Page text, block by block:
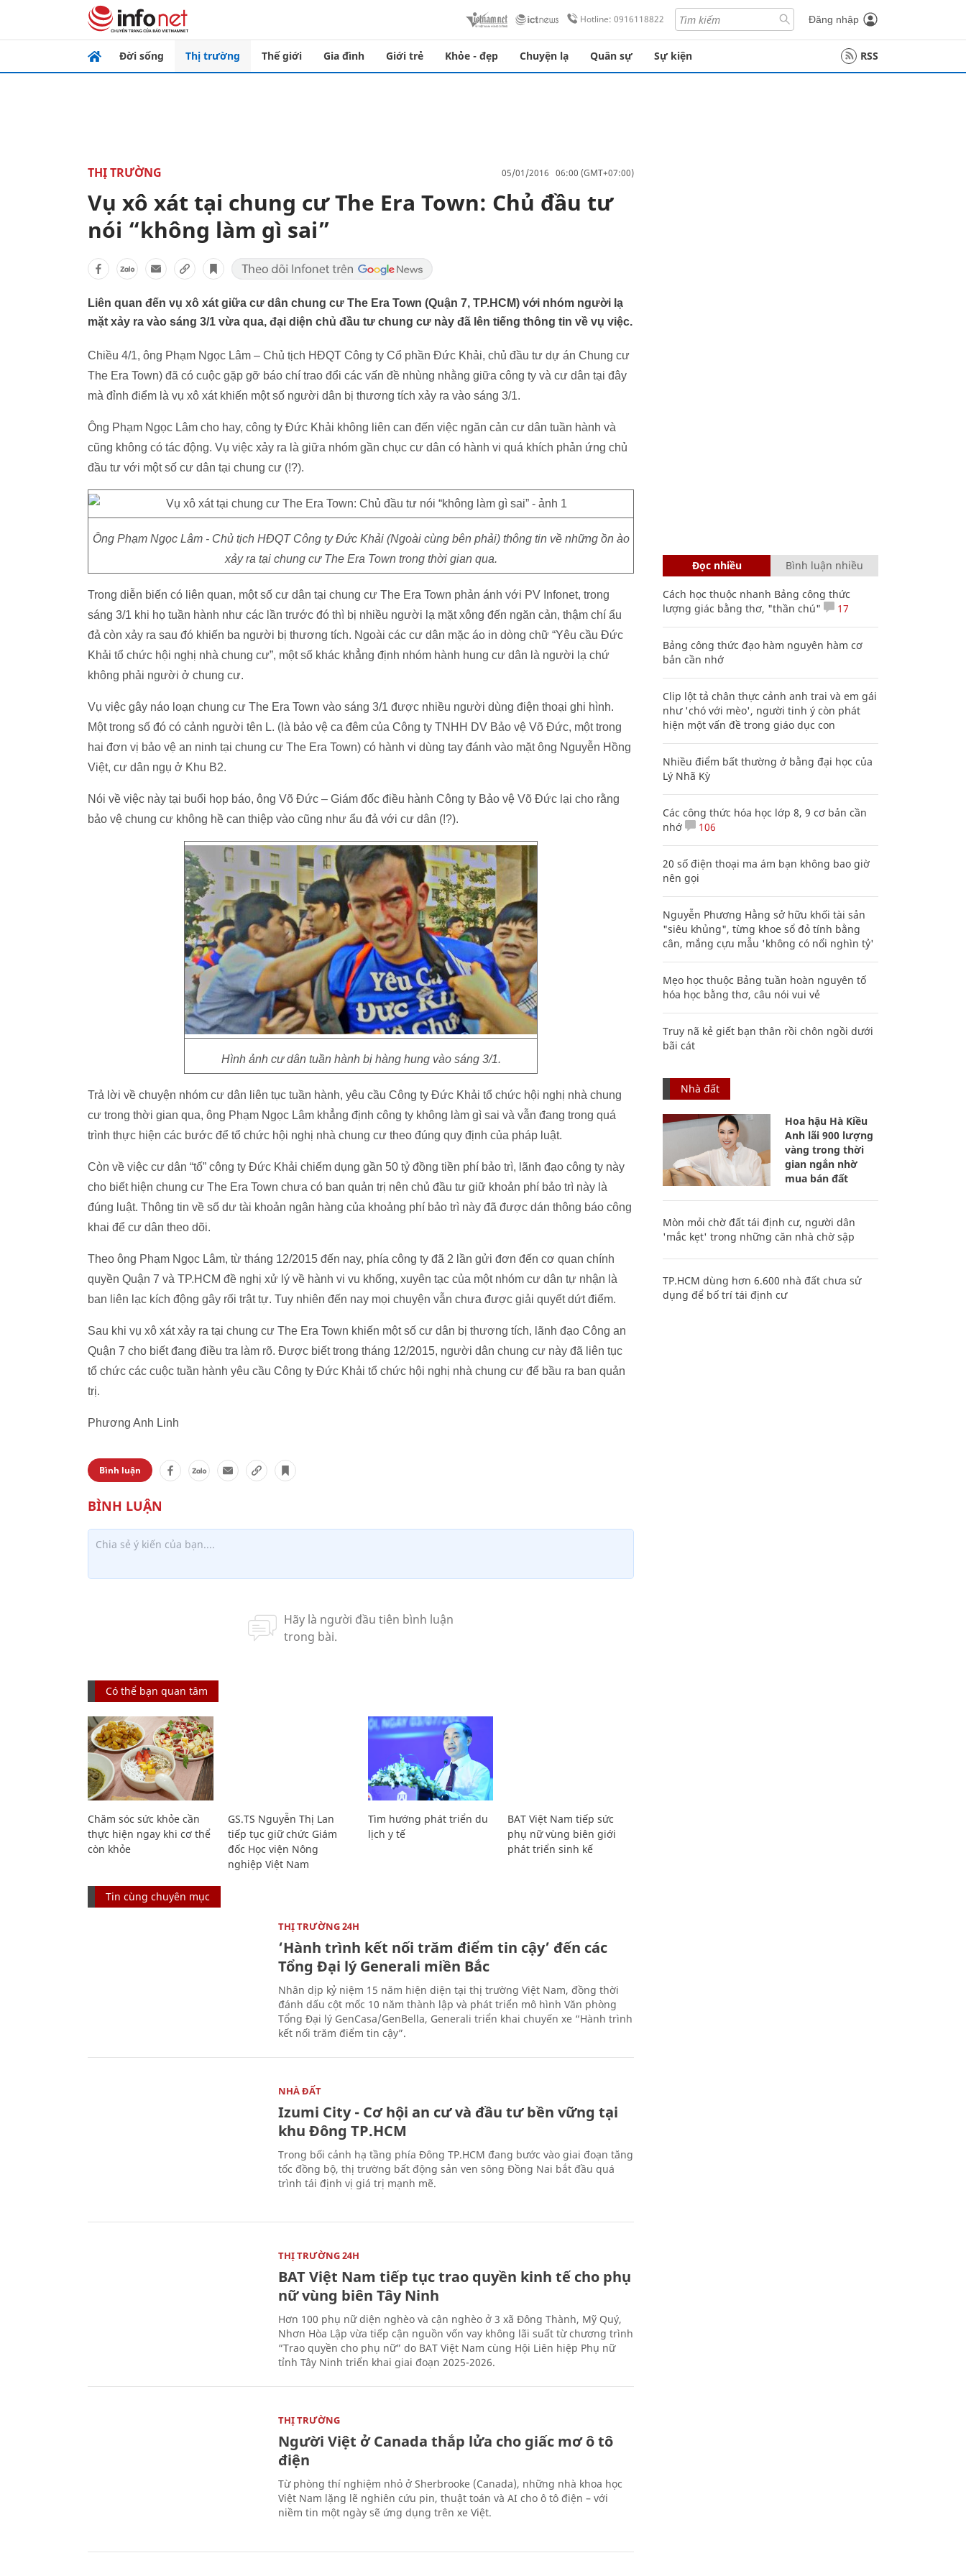
Hotline: 0916118822 Đăng nhập
Đời sống Thị trường Thế giới Gia đình Giới trẻ Khỏe - đẹp Chuyện lạ Quân sự Sự kiện RSS
THỊ TRƯỜNG 05/01/2016 06:00 (GMT+07:00)
Vụ xô xát tại chung cư The Era Town: Chủ đầu tư
nói “không làm gì sai”
Liên quan đến vụ xô xát giữa cư dân chung cư The Era Town (Quận 7, TP.HCM) với nhóm người lạ
mặt xảy ra vào sáng 3/1 vừa qua, đại diện chủ đầu tư chung cư này đã lên tiếng thông tin về vụ việc.
Chiều 4/1, ông Phạm Ngọc Lâm – Chủ tịch HĐQT Công ty Cổ phần Đức Khải, chủ đầu tư dự án Chung cư
The Era Town) đã có cuộc gặp gỡ báo chí trao đổi các vấn đề nhùng nhằng giữa công ty và cư dân tại đây
mà đỉnh điểm là vụ xô xát khiến một số người dân bị thương tích xảy ra vào sáng 3/1.
Ông Phạm Ngọc Lâm cho hay, công ty Đức Khải không liên can đến việc ngăn cản cư dân tuần hành và
cũng không có tác động. Vụ việc xảy ra là giữa nhóm gần chục cư dân có hành vi quá khích phản ứng chủ
đầu tư với một số cư dân tại chung cư (!?).
Ông Phạm Ngọc Lâm - Chủ tịch HĐQT Công ty Đức Khải (Ngoài cùng bên phải) thông tin về những ồn ào
xảy ra tại chung cư The Era Town trong thời gian qua.
Trong diễn biến có liên quan, một số cư dân tại chung cư The Era Town phản ánh với PV Infonet, trong
sáng 3/1 khi họ tuần hành như các lần trước đó thì bị nhiều người lạ mặt xông đến ngăn cản, thậm chí ẩu
đả còn xảy ra sau đó khiến ba người bị thương tích. Ngoài các cư dân mặc áo in dòng chữ “Yêu cầu Đức
Khải tổ chức hội nghị nhà chung cư”, một số khác khẳng định nhóm hành hung cư dân là người lạ chứ
không phải người ở chung cư.
Vụ việc gây náo loạn chung cư The Era Town vào sáng 3/1 được nhiều người dùng điện thoại ghi hình.
Một trong số đó có cảnh người tên L. (là bảo vệ ca đêm của Công ty TNHH DV Bảo vệ Võ Đức, một trong
hai đơn vị bảo vệ an ninh tại chung cư The Era Town) có hành vi dùng tay đánh vào mặt ông Nguyễn Hồng
Việt, cư dân ngụ ở Khu B2.
Nói về việc này tại buổi họp báo, ông Võ Đức – Giám đốc điều hành Công ty Bảo vệ Võ Đức lại cho rằng
bảo vệ chung cư không hề can thiệp vào cũng như ẩu đả với cư dân (!?).
Hình ảnh cư dân tuần hành bị hàng hung vào sáng 3/1.
Trả lời về chuyện nhóm cư dân liên tục tuần hành, yêu cầu Công ty Đức Khải tổ chức hội nghị nhà chung
cư trong thời gian qua, ông Phạm Ngọc Lâm khẳng định công ty không làm gì sai và vẫn đang trong quá
trình thực hiện các bước để tổ chức hội nghị nhà chung cư theo đúng quy định của pháp luật.
Còn về việc cư dân “tố” công ty Đức Khải chiếm dụng gần 50 tỷ đồng tiền phí bảo trì, lãnh đạo công ty này
cho biết hiện chung cư The Era Town chưa có ban quản trị nên chủ đầu tư giữ khoản phí bảo trì này là
đúng luật. Thông tin về số dư tài khoản ngân hàng của khoảng phí bảo trì này đã được dán thông báo công
khai để cư dân theo dõi.
Theo ông Phạm Ngọc Lâm, từ tháng 12/2015 đến nay, phía công ty đã 2 lần gửi đơn đến cơ quan chính
quyền Quận 7 và TP.HCM đề nghị xử lý về hành vi vu khống, xuyên tạc của một nhóm cư dân tự nhận là
ban liên lạc kích động gây rối trật tự. Tuy nhiên đến nay mọi chuyện vẫn chưa được giải quyết dứt điểm.
Sau khi vụ xô xát xảy ra tại chung cư The Era Town khiến một số cư dân bị thương tích, lãnh đạo Công an
Quận 7 cho biết đang điều tra làm rõ. Được biết trong tháng 12/2015, người dân chung cư này đã liên tục
tổ chức các cuộc tuần hành yêu cầu Công ty Đức Khải tổ chức hội nghị nhà chung cư để bầu ra ban quản
trị.
Phương Anh Linh
Bình luận
Có thể bạn quan tâm
Chăm sóc sức khỏe cần
thực hiện ngay khi cơ thể
còn khỏe
GS.TS Nguyễn Thị Lan
tiếp tục giữ chức Giám
đốc Học viện Nông
nghiệp Việt Nam
Tìm hướng phát triển du
lịch y tế
BAT Việt Nam tiếp sức
phụ nữ vùng biên giới
phát triển sinh kế
Tin cùng chuyên mục
THỊ TRƯỜNG 24H
‘Hành trình kết nối trăm điểm tin cậy’ đến các
Tổng Đại lý Generali miền Bắc
Nhân dịp kỷ niệm 15 năm hiện diện tại thị trường Việt Nam, đồng thời
đánh dấu cột mốc 10 năm thành lập và phát triển mô hình Văn phòng
Tổng Đại lý GenCasa/GenBella, Generali triển khai chuyến xe “Hành trình
kết nối trăm điểm tin cậy”.
NHÀ ĐẤT
Izumi City - Cơ hội an cư và đầu tư bền vững tại
khu Đông TP.HCM
Trong bối cảnh hạ tầng phía Đông TP.HCM đang bước vào giai đoạn tăng
tốc đồng bộ, thị trường bất động sản ven sông Đồng Nai bắt đầu quá
trình tái định vị giá trị mạnh mẽ.
THỊ TRƯỜNG 24H
BAT Việt Nam tiếp tục trao quyền kinh tế cho phụ
nữ vùng biên Tây Ninh
Hơn 100 phụ nữ diện nghèo và cận nghèo ở 3 xã Đông Thành, Mỹ Quý,
Nhơn Hòa Lập vừa tiếp cận nguồn vốn vay không lãi suất từ chương trình
“Trao quyền cho phụ nữ” do BAT Việt Nam cùng Hội Liên hiệp Phụ nữ
tỉnh Tây Ninh triển khai giai đoạn 2025-2026.
THỊ TRƯỜNG
Người Việt ở Canada thắp lửa cho giấc mơ ô tô
điện
Từ phòng thí nghiệm nhỏ ở Sherbrooke (Canada), những nhà khoa học
Việt Nam lặng lẽ nghiên cứu pin, thuật toán và AI cho ô tô điện – với
niềm tin một ngày sẽ ứng dụng trên xe Việt.
Đọc nhiều Bình luận nhiều
Cách học thuộc nhanh Bảng công thức
lượng giác bằng thơ, "thần chú"
17
Bảng công thức đạo hàm nguyên hàm cơ
bản cần nhớ
Clip lột tả chân thực cảnh anh trai và em gái
như 'chó với mèo', người tinh ý còn phát
hiện một vấn đề trong giáo dục con
Nhiều điểm bất thường ở bằng đại học của
Lý Nhã Kỳ
Các công thức hóa học lớp 8, 9 cơ bản cần
nhớ
106
20 số điện thoại ma ám bạn không bao giờ
nên gọi
Nguyễn Phương Hằng sở hữu khối tài sản
"siêu khủng", từng khoe sổ đỏ tính bằng
cân, mắng cựu mẫu 'không có nổi nghìn tỷ'
Mẹo học thuộc Bảng tuần hoàn nguyên tố
hóa học bằng thơ, câu nói vui vẻ
Truy nã kẻ giết bạn thân rồi chôn ngồi dưới
bãi cát
Nhà đất
Hoa hậu Hà Kiều
Anh lãi 900 lượng
vàng trong thời
gian ngắn nhờ
mua bán đất
Mòn mỏi chờ đất tái định cư, người dân
'mắc kẹt' trong những căn nhà chờ sập
TP.HCM dùng hơn 6.600 nhà đất chưa sử
dụng để bố trí tái định cư